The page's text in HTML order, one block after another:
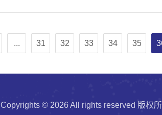
... 31 32 33 34 35
Copyrights © 2026 All rights reserved 版权